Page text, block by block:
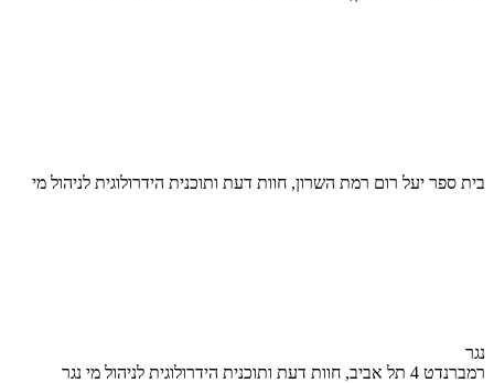
בית ספר יעל רום רמת השרון, חוות דעת ותוכנית הידרולוגית לניהול מי
נגר
רמברנדט 4 תל אביב, חוות דעת ותוכנית הידרולוגית לניהול מי נגר